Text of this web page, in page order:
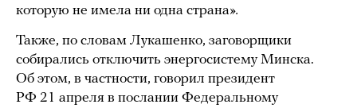
которую не имела ни одна страна».
Также, по словам Лукашенко, заговорщики
собирались отключить энергосистему Минска.
Об этом, в частности, говорил президент
РФ 21 апреля в послании Федеральному